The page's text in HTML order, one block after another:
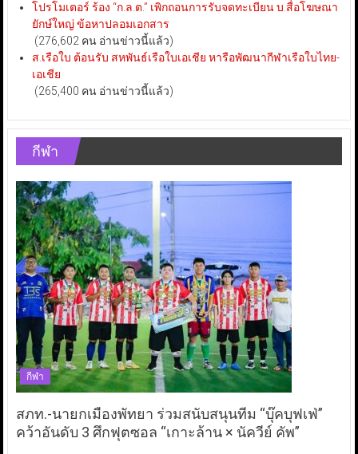
โปรโมเตอร์ ร้อง “ก.ล.ต.” เพิกถอนการรับจดทะเบียน บ.สื่อโฆษณา
ยักษ์ใหญ่ ข้อหาปลอมเอกสาร
(276,602 คน อ่านข่าวนี้แล้ว)
ส.เรือใบ ต้อนรับ สหพันธ์เรือใบเอเชีย หารือพัฒนากีฬาเรือใบไทย-
เอเชีย
(265,400 คน อ่านข่าวนี้แล้ว)
กีฬา
กีฬา
สภท.-นายกเมืองพัทยา ร่วมสนับสนุนทีม “บุ๊คบุฟเฟ่”
คว้าอันดับ 3 ศึกฟุตซอล “เกาะล้าน × นัควีย์ คัพ”